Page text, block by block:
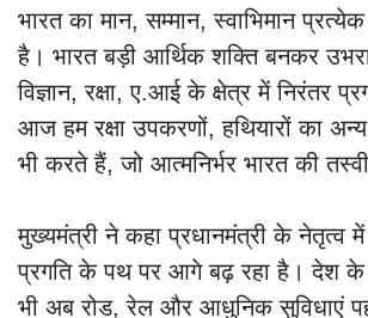
भारत का मान, सम्मान, स्वाभिमान
है। भारत बड़ी आर्थिक शक्ति बनकर
विज्ञान, रक्षा, ए.आई के क्षेत्र में निरंतर
आज हम रक्षा उपकरणों, हथियारों का अन्य
भी करते हैं, जो आत्मनिर्भर भारत की
मुख्यमंत्री ने कहा प्रधानमंत्री के नेतृत्व में
प्रगति के पथ पर आगे बढ़ रहा है। देश के
भी अब रोड, रेल और आधुनिक सुविधाएं